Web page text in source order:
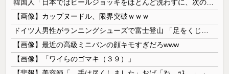
【画像】カップヌードル、限界突破ｗｗｗ
【画像】最近の高級ミニバンの顔キモすぎだろwww
【画像】「ワイらのゴマキ（３９）」